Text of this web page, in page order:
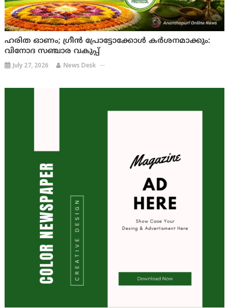
ഹരിത ഓണം; ഗ്രീൻ പ്രോട്ടോക്കോൾ കർശനമാക്കും:
വിനോദ സഞ്ചാര വകുപ്പ്
July 27, 2026 News Desk